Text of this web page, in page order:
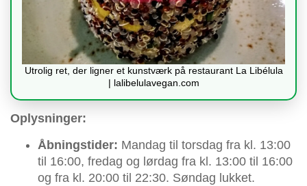
Utrolig ret, der ligner et kunstværk på restaurant La Libélula
| lalibelulavegan.com
Oplysninger:
Åbningstider: Mandag til torsdag fra kl. 13:00
til 16:00, fredag og lørdag fra kl. 13:00 til 16:00
og fra kl. 20:00 til 22:30. Søndag lukket.